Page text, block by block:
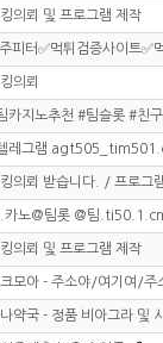
의뢰 및 프로그램 제작
피터✅먹튀검증사이트✅
의뢰
카지노추천 #팀슬롯 #
레그램
의뢰 받습니다. / 프로그
카노@팀롯 @팀
의뢰 및 프로그램 제작
크모아 - 주소야/여기여/
약국 - 정품 비아그라 및